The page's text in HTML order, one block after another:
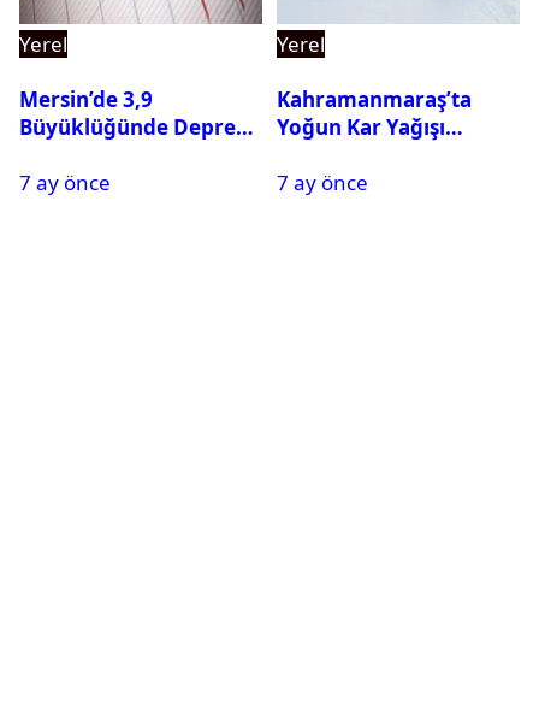
Yerel
Mersin’de 3,9
Büyüklüğünde Deprem
7 ay önce
Yerel
Kahramanmaraş’ta
Yoğun Kar Yağışı
Tatil
7 ay önce